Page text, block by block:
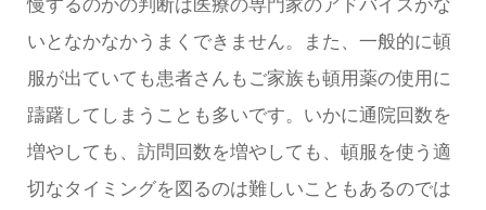
慢するのかの判断は医療の専門家のアドバイスがな
いとなかなかうまくできません。また、一般的に頓
服が出ていても患者さんもご家族も頓用薬の使用に
躊躇してしまうことも多いです。いかに通院回数を
増やしても、訪問回数を増やしても、頓服を使う適
切なタイミングを図るのは難しいこともあるのでは